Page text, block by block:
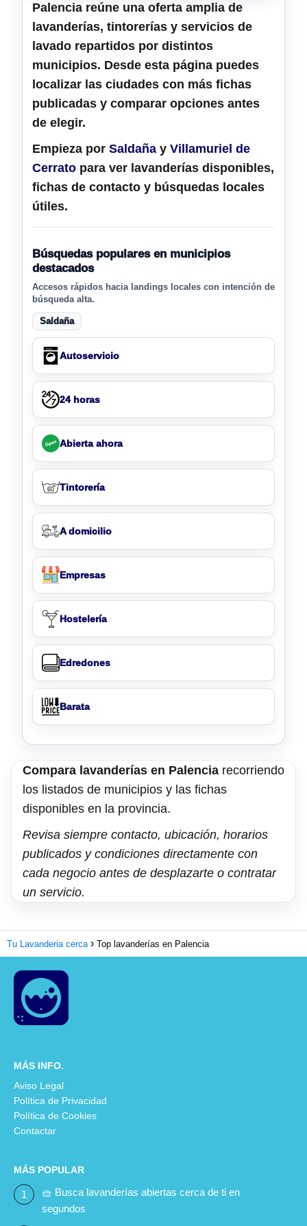
Palencia reúne una oferta amplia de
lavanderías, tintorerías y servicios de
lavado repartidos por distintos
municipios. Desde esta página puedes
localizar las ciudades con más fichas
publicadas y comparar opciones antes
de elegir.
Empieza por Saldaña y Villamuriel de
Cerrato para ver lavanderías disponibles,
fichas de contacto y búsquedas locales
útiles.
Búsquedas populares en municipios
destacados
Accesos rápidos hacia landings locales con intención de
búsqueda alta.
Saldaña
Autoservicio
24 horas
Abierta ahora
Tintorería
A domicilio
Empresas
Hostelería
Edredones
Barata
Compara lavanderías en Palencia recorriendo
los listados de municipios y las fichas
disponibles en la provincia.
Revisa siempre contacto, ubicación, horarios
publicados y condiciones directamente con
cada negocio antes de desplazarte o contratar
un servicio.
Tu Lavanderia cerca Top lavanderías en Palencia
MÁS INFO.
Aviso Legal
Política de Privacidad
Política de Cookies
Contactar
MÁS POPULAR
🧺 Busca lavanderías abiertas cerca de ti en
segundos